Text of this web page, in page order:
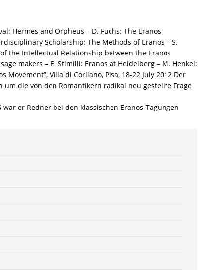
/
978-
3-
8260-
5855-
4
978-
Hermes and Orpheus – D. Fuchs: The Eranos
Scholarship: The Methods of Eranos – S.
the Intellectual Relationship between the Eranos
makers – E. Stimilli: Eranos at Heidelberg – M. Henkel:
Movement”, Villa di Corliano, Pisa, 18-22 July 2012 Der
die von den Romantikern radikal neu gestellte Frage
er Redner bei den klassischen Eranos-Tagungen